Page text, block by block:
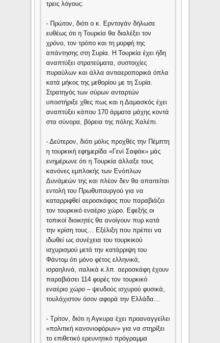
τρεις λόγους:
- Πρώτον, διότι ο κ. Ερντογάν δήλωσε
ευθέως ότι η Τουρκία θα διαλέξει τον
χρόνο, τον τρόπο και τη μορφή της
απάντησης στη Συρία. Η Τουρκία έχει ήδη
αναπτύξει στρατεύματα, συστοιχίες
πυραύλων και άλλα αντιαεροπορικά όπλα
κατά μήκος της μεθορίου με τη Συρία.
Στρατηγός των σύρων ανταρτών
υποστήριξε χθες πως και η Δαμασκός έχει
αναπτύξει κάπου 170 άρματα μάχης κοντά
στα σύνορα, βόρεια της πόλης Χαλέπι.
- Δεύτερον, διότι μόλις προχθές την Πέμπτη
η τουρκική εφημερίδα «Γενί Σαφάκ» μάς
ενημέρωνε ότι η Τουρκία άλλαξε τους
κανόνες εμπλοκής των Ενόπλων
Δυνάμεών της και πλέον δεν θα απαιτείται
εντολή του Πρωθυπουργού για να
καταρριφθεί αεροσκάφος που παραβιάζει
τον τουρκικό εναέριο χώρο. Εφεξής οι
τοπικοί διοικητές θα ανοίγουν πυρ κατά
την κρίση τους… Εξέλιξη που πρέπει να
ιδωθεί ως συνέχεια του τουρκικού
ισχυρισμού μετά την κατάρριψη του
Φάντομ ότι μόνο φέτος ελληνικά,
ισραηλινά, ιταλικά κ.λπ. αεροσκάφη έχουν
παραβιάσει 114 φορές τον τουρκικό
εναέριο χώρο – ψευδούς ισχυρού φυσικά,
τουλάχιστον όσον αφορά την Ελλάδα…
- Τρίτον, διότι η Αγκυρα έχει προαναγγείλει
«πολιτική κανονιοφόρων» για να στηρίξει
το επιθετικό ερευνητικό πρόγραμμα